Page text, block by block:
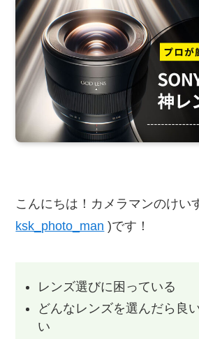
こんにちは！カメラマンのけい
ksk_photo_man )です！
レンズ選びに困っている
どんなレンズを選んだら良
い